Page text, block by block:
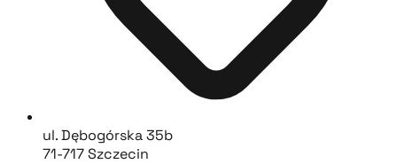
ul. Dębogórska 35b
71-717 Szczecin